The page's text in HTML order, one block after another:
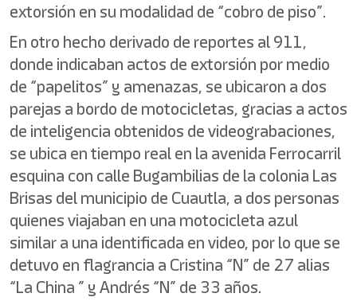
extorsión en su modalidad de “cobro de piso”.
En otro hecho derivado de reportes al 911,
donde indicaban actos de extorsión por medio
de “papelitos” y amenazas, se ubicaron a dos
parejas a bordo de motocicletas, gracias a actos
de inteligencia obtenidos de videograbaciones,
se ubica en tiempo real en la avenida Ferrocarril
esquina con calle Bugambilias de la colonia Las
Brisas del municipio de Cuautla, a dos personas
quienes viajaban en una motocicleta azul
similar a una identificada en video, por lo que se
detuvo en flagrancia a Cristina “N” de 27 alias
“La China ” y Andrés “N” de 33 años.